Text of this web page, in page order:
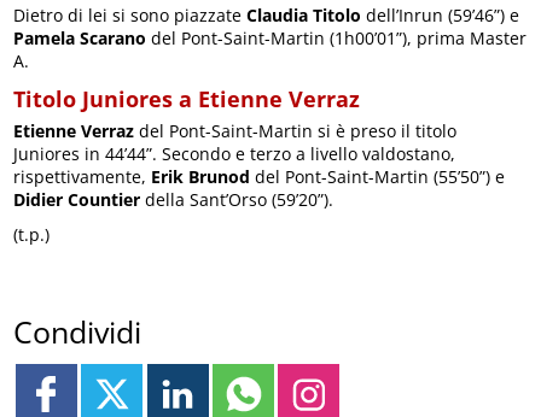
Dietro di lei si sono piazzateClaudia Titolo dell’Inrun (59’46”) e
Pamela Scarano del Pont-Saint-Martin (1h00’01”), prima Master
A.
Titolo Juniores a Etienne Verraz
Etienne Verraz del Pont-Saint-Martin si è preso il titolo
Juniores in 44’44”. Secondo e terzo a livello valdostano,
rispettivamente, Erik Brunod del Pont-Saint-Martin (55’50”) e
Didier Countier della Sant’Orso (59’20”).
(t.p.)
Condividi